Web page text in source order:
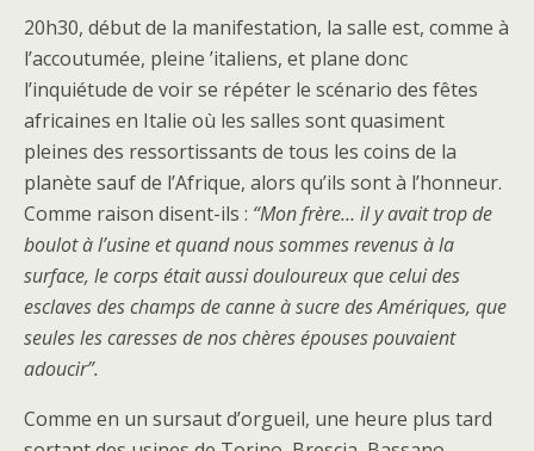
20h30, début de la manifestation, la salle est, comme à
l’accoutumée, pleine ’italiens, et plane donc
l’inquiétude de voir se répéter le scénario des fêtes
africaines en Italie où les salles sont quasiment
pleines des ressortissants de tous les coins de la
planète sauf de l’Afrique, alors qu’ils sont à l’honneur.
Comme raison disent-ils : “Mon frère… il y avait trop de
boulot à l’usine et quand nous sommes revenus à la
surface, le corps était aussi douloureux que celui des
esclaves des champs de canne à sucre des Amériques, que
seules les caresses de nos chères épouses pouvaient
adoucir”.
Comme en un sursaut d’orgueil, une heure plus tard